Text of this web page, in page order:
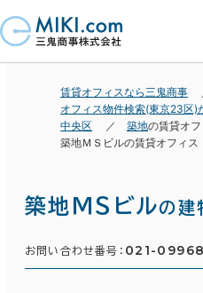
賃貸オフィスなら三鬼商事
オフィス物件検索(東京23区)
中央区
築地の賃貸オ
築地ＭＳビルの賃貸オフィス
築地ＭＳビルの建
お問い合わせ番号： 021-09968